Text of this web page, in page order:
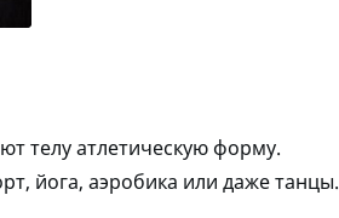
телу атлетическую форму.
йога, аэробика или даже танцы.